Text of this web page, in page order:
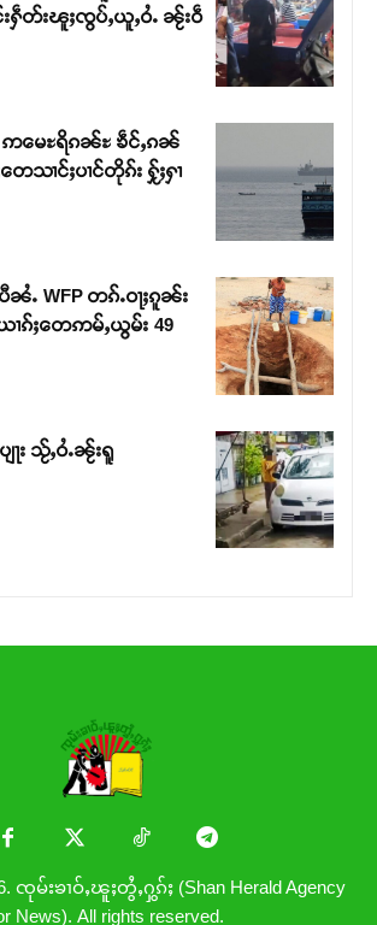
Support SHAN
မ်ႈၾႃႉၼၼ်ႉ ၶဝ်ႈႁူမ်ႈၵမ်ႉထႅမ် ၸုမ်းၶၢ
ႇၽူႈတွႆႇႁွၵ်ႈ လႆႈယူႇၶႃႈဢေႃႈ။
ႁဵတ်းၽူႈၸွပ်ႇယူႇဝႆႉ ၼႂ်းဝဵ
မေႊရိၵၼ်ႊ ၶဵင်ႇၵၼ်
သၢင်ႈပၢင်တိုၵ်း ႁႂ်ႈႁၢ
ႉ WFP တၵ်ႉဝႃႈၵူၼ်း
ၵ်ႈတေဢမ်ႇယွမ်း 49
း သႂ်ႇဝႆႉၼႂ်းရူ
ၸုမ်းၶၢဝ်ႇၽူႈတွႆႇႁွၵ်ႈ (Shan Herald Agency
News). All rights reserved.